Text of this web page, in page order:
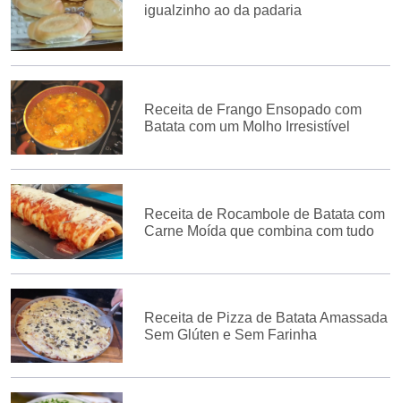
igualzinho ao da padaria
Receita de Frango Ensopado com
Batata com um Molho Irresistível
Receita de Rocambole de Batata com
Carne Moída que combina com tudo
Receita de Pizza de Batata Amassada
Sem Glúten e Sem Farinha